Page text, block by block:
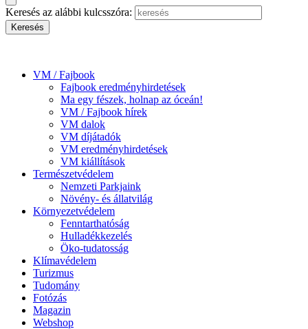
Keresés az alábbi kulcsszóra:
VM / Fajbook
Fajbook eredményhirdetések
Ma egy fészek, holnap az óceán!
VM / Fajbook hírek
VM dalok
VM díjátadók
VM eredményhirdetések
VM kiállítások
Természetvédelem
Nemzeti Parkjaink
Növény- és állatvilág
Környezetvédelem
Fenntarthatóság
Hulladékkezelés
Öko-tudatosság
Klímavédelem
Turizmus
Tudomány
Fotózás
Magazin
Webshop